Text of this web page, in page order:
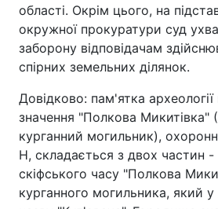
області. Окрім цього, на
окружної прокуратури суд
заборону відповідачам
спірних земельних ділянок.
Довідково: пам'ятка археології
значення "Полкова Микитівка"
курганний могильник),
Н, складається з двох частин
скіфського часу "Полкова
курганного могильника, який у